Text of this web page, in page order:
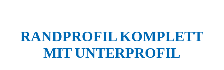
RANDPROFIL KOMPLETT
MIT UNTERPROFIL